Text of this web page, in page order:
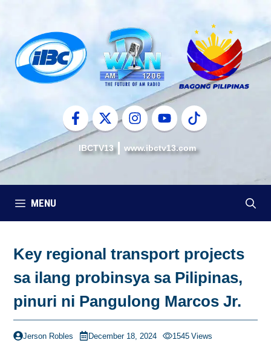
content
IBCTV13 www.ibctv13.com
MENU
Key regional transport projects
sa ilang probinsya sa Pilipinas,
pinuri ni Pangulong Marcos Jr.
Jerson Robles December 18, 2024 1545 Views